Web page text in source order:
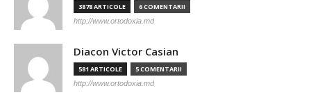
3878 ARTICOLE 6 COMENTARII
http://www.ortodoxia.md
Diacon Victor Casian
581 ARTICOLE 5 COMENTARII
http://www.ortodoxia.md